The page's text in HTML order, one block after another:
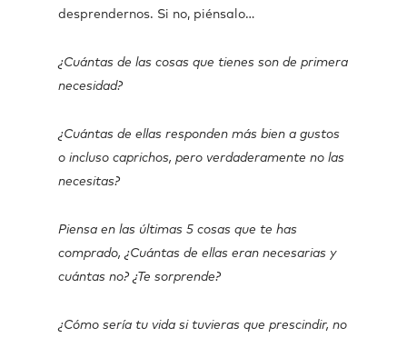
desprendernos. Si no, piénsalo…
¿Cuántas de las cosas que tienes son de primera
necesidad?
¿Cuántas de ellas responden más bien a gustos
o incluso caprichos, pero verdaderamente no las
necesitas?
Piensa en las últimas 5 cosas que te has
comprado, ¿Cuántas de ellas eran necesarias y
cuántas no? ¿Te sorprende?
¿Cómo sería tu vida si tuvieras que prescindir, no